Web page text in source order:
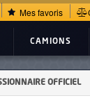
Mes favoris
CAMIONS
OFFICIEL